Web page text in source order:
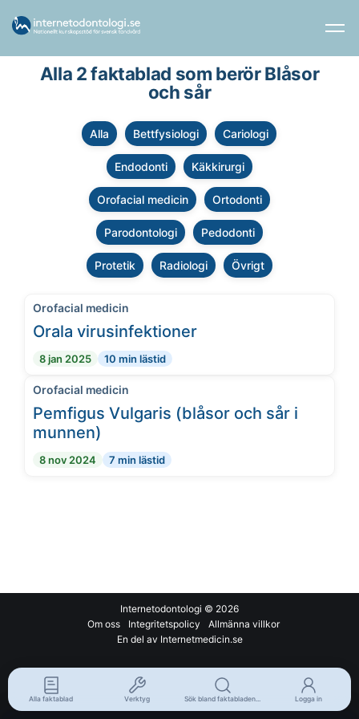
Alla 2 faktablad som berör Blåsor
och sår
Alla Bettfysiologi Cariologi
Endodonti Käkkirurgi
Orofacial medicin Ortodonti
Parodontologi Pedodonti
Protetik Radiologi Övrigt
Orofacial medicin
Orala virusinfektioner
8 jan 2025 10 min lästid
Orofacial medicin
Pemfigus Vulgaris (blåsor och sår i
munnen)
8 nov 2024 7 min lästid
Internetodontologi © 2026
Om oss
Integritetspolicy
Allmänna villkor
En del av Internetmedicin.se
Alla faktablad Verktyg Sök bland faktabladen... Logga in